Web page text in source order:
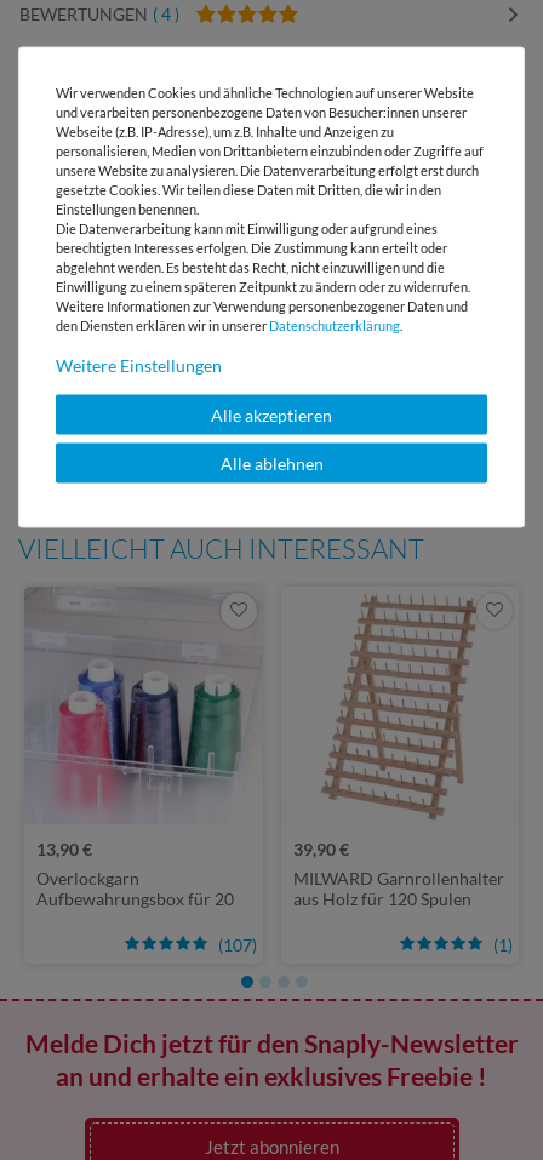
BEWERTUNGEN ( 4 )
Versandkostenfrei ab 60 € -
Lieferung mit DHL
E-Mail Kundenservice
Antwort in 24h
Bewertungen
Über 110 Gratis
Schnittmuster für Dich
VIELLEICHT AUCH INTERESSANT
(107)
13,90 €
Overlockgarn
Aufbewahrungsbox für 20
(1)
39,90 €
MILWARD Garnrollenhalter
aus Holz für 120 Spulen
Melde Dich jetzt für den Snaply-Newsletter
an und erhalte ein exklusives Freebie !
Jetzt abonnieren
Wir verwenden Cookies und ähnliche Technologien auf unserer Website
und verarbeiten personenbezogene Daten von Besucher:innen unserer
Webseite (z.B. IP-Adresse), um z.B. Inhalte und Anzeigen zu
personalisieren, Medien von Drittanbietern einzubinden oder Zugriffe auf
unsere Website zu analysieren. Die Datenverarbeitung erfolgt erst durch
gesetzte Cookies. Wir teilen diese Daten mit Dritten, die wir in den
Einstellungen benennen.
Die Datenverarbeitung kann mit Einwilligung oder aufgrund eines
berechtigten Interesses erfolgen. Die Zustimmung kann erteilt oder
abgelehnt werden. Es besteht das Recht, nicht einzuwilligen und die
Einwilligung zu einem späteren Zeitpunkt zu ändern oder zu widerrufen.
Weitere Informationen zur Verwendung personenbezogener Daten und
den Diensten erklären wir in unserer Daten­schutz­erklärung
Weitere Einstellungen
Alle akzeptieren
Alle ablehnen